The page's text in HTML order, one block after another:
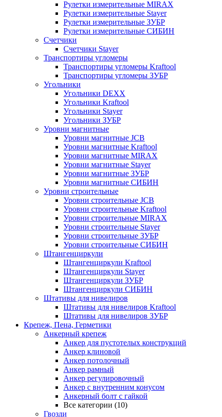
Рулетки измерительные MIRAX
Рулетки измерительные Stayer
Рулетки измерительные ЗУБР
Рулетки измерительные СИБИН
Счетчики
Счетчики Stayer
Транспортиры угломеры
Транспортиры угломеры Kraftool
Транспортиры угломеры ЗУБР
Угольники
Угольники DEXX
Угольники Kraftool
Угольники Stayer
Угольники ЗУБР
Уровни магнитные
Уровни магнитные JCB
Уровни магнитные Kraftool
Уровни магнитные MIRAX
Уровни магнитные Stayer
Уровни магнитные ЗУБР
Уровни магнитные СИБИН
Уровни строительные
Уровни строительные JCB
Уровни строительные Kraftool
Уровни строительные MIRAX
Уровни строительные Stayer
Уровни строительные ЗУБР
Уровни строительные СИБИН
Штангенциркули
Штангенциркули Kraftool
Штангенциркули Stayer
Штангенциркули ЗУБР
Штангенциркули СИБИН
Штативы для нивелиров
Штативы для нивелиров Kraftool
Штативы для нивелиров ЗУБР
Крепеж, Пена, Герметики
Анкерный крепеж
Анкер для пустотелых конструкций
Анкер клиновой
Анкер потолочный
Анкер рамный
Анкер регулировочный
Анкер с внутренним конусом
Анкерный болт с гайкой
Все категории (10)
Гвозди